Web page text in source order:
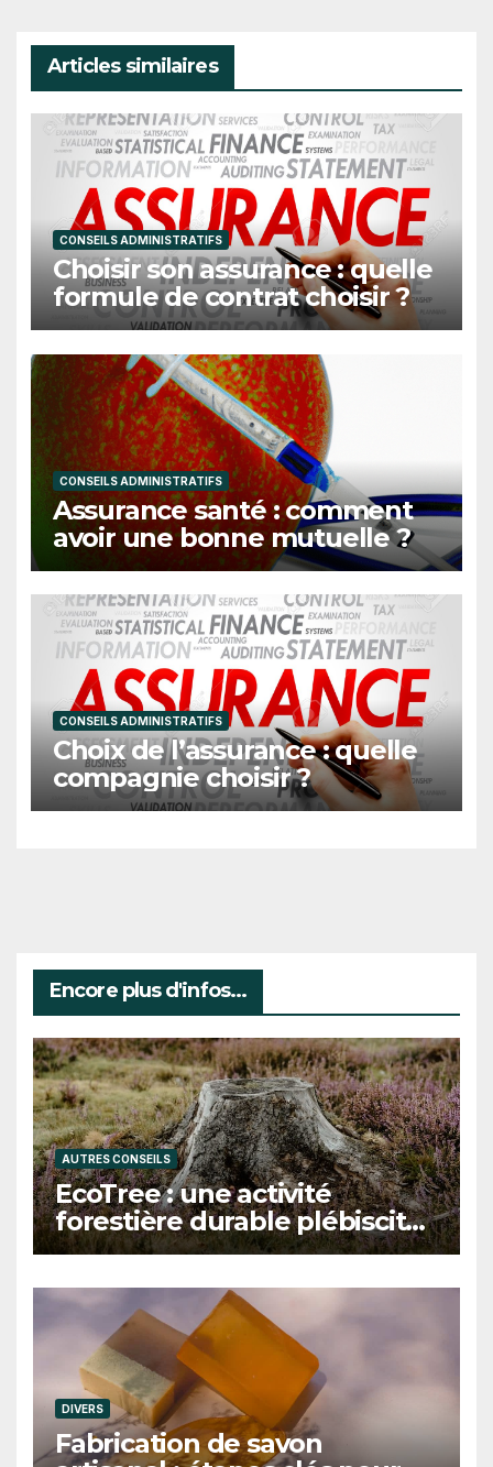
Articles similaires
CONSEILS ADMINISTRATIFS
Choisir son assurance : quelle
formule de contrat choisir ?
CONSEILS ADMINISTRATIFS
Assurance santé : comment
avoir une bonne mutuelle ?
CONSEILS ADMINISTRATIFS
Choix de l’assurance : quelle
compagnie choisir ?
Encore plus d'infos...
AUTRES CONSEILS
EcoTree : une activité
forestière durable plébiscitée
par les clients et les acteurs
DIVERS
Fabrication de savon